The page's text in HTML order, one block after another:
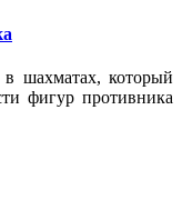
шахматах, который
фигур противника